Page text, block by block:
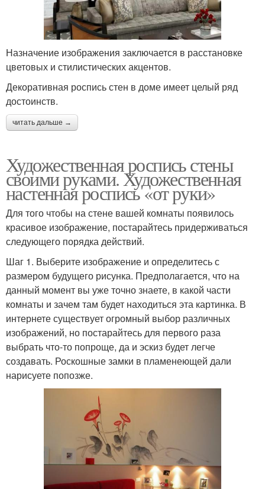
Назначение изображения заключается в расстановке
цветовых и стилистических акцентов.
Декоративная роспись стен в доме имеет целый ряд
достоинств.
читать дальше →
Художественная роспись стены
своими руками. Художественная
настенная роспись «от руки»
Для того чтобы на стене вашей комнаты появилось
красивое изображение, постарайтесь придерживаться
следующего порядка действий.
Шаг 1. Выберите изображение и определитесь с
размером будущего рисунка. Предполагается, что на
данный момент вы уже точно знаете, в какой части
комнаты и зачем там будет находиться эта картинка. В
интернете существует огромный выбор различных
изображений, но постарайтесь для первого раза
выбрать что-то попроще, да и эскиз будет легче
создавать. Роскошные замки в пламенеющей дали
нарисуете попозже.